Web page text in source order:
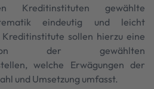
gewählte
eindeutig und leicht
sollen hierzu eine
der gewählten
welche Erwägungen der
und Umsetzung umfasst.